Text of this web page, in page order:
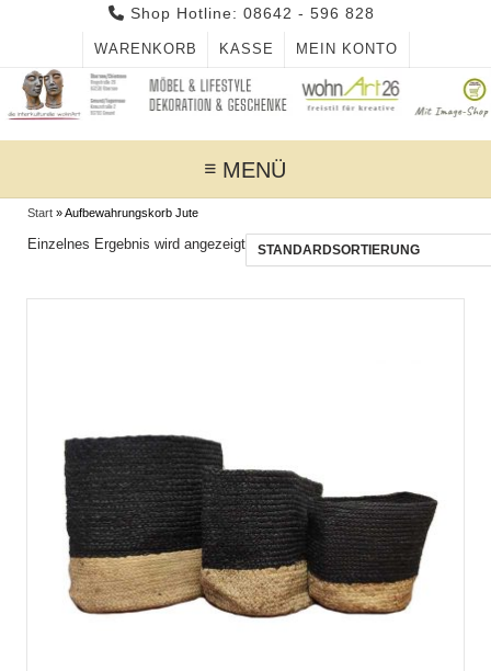
Shop Hotline: 08642 - 596 828
WARENKORB KASSE MEIN KONTO
MENÜ
Start »Aufbewahrungskorb Jute
Einzelnes Ergebnis wird angezeigt